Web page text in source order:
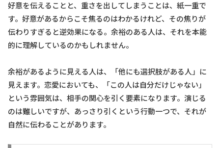
好意を伝えることと、重さを出してしまうことは、紙一重で
す。好意があるからこそ焦るのはわかるけれど、その焦りが
伝わりすぎると逆効果になる。余裕のある人は、それを本能
的に理解しているのかもしれません。
余裕があるように見える人は、「他にも選択肢がある人」に
見えます。恋愛においても、「この人は自分だけじゃない」
という雰囲気は、相手の関心を引く要素になります。演じる
のは難しいですが、あっさり引くという行動一つで、それが
自然に伝わることがあります。